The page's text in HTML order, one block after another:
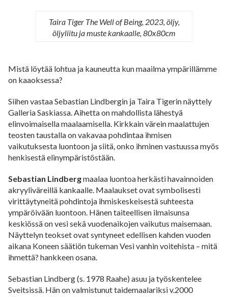
Taira Tiger The Well of Being, 2023, öljy,
öljyliitu ja muste kankaalle, 80x80cm
Mistä löytää lohtua ja kauneutta kun maailma ympärillämme
on kaaoksessa?
Siihen vastaa Sebastian Lindbergin ja Taira Tigerin näyttely
Galleria Saskiassa. Aihetta on mahdollista lähestyä
elinvoimaisella maalaamisella. Kirkkain värein maalattujen
teosten taustalla on vakavaa pohdintaa ihmisen
vaikutuksesta luontoon ja siitä, onko ihminen vastuussa myös
henkisestä elinympäristöstään.
Sebastian Lindbergmaalaa luontoa herkästi havainnoiden
akryyliväreillä kankaalle. Maalaukset ovat symbolisesti
virittäytyneitä pohdintoja ihmiskeskeisestä suhteesta
ympäröivään luontoon. Hänen taiteellisen ilmaisunsa
keskiössä on vesi sekä vuodenaikojen vaikutus maisemaan.
Näyttelyn teokset ovat syntyneet edellisen kahden vuoden
aikana Koneen säätiön tukeman Vesi vanhin voitehista – mitä
ihmettä? hankkeen osana.
Sebastian Lindberg (s. 1978 Raahe) asuu ja työskentelee
Sveitsissä. Hän on valmistunut taidemaalariksi v.2000